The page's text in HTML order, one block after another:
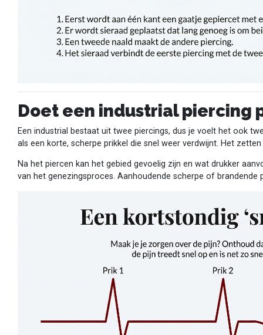
Doet een industrial piercing
Een industrial bestaat uit twee piercings, dus je voelt het ook
als een korte, scherpe prikkel die snel weer verdwijnt. Het
Na het piercen kan het gebied gevoelig zijn en wat drukker
van het genezingsproces. Aanhoudende scherpe of